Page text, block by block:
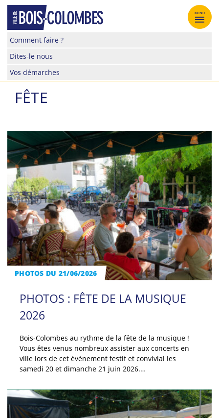
Skip
content
Site
de
la
Bois-
Comment faire ?
Dites-le nous
Vos démarches
MENU
FÊTE
PHOTOS DU 21/06/2026
PHOTOS : FÊTE DE LA MUSIQUE
2026
Bois-Colombes au rythme de la fête de la musique !
Vous êtes venus nombreux assister aux concerts en
ville lors de cet évènement festif et convivial les
samedi 20 et dimanche 21 juin 2026.…